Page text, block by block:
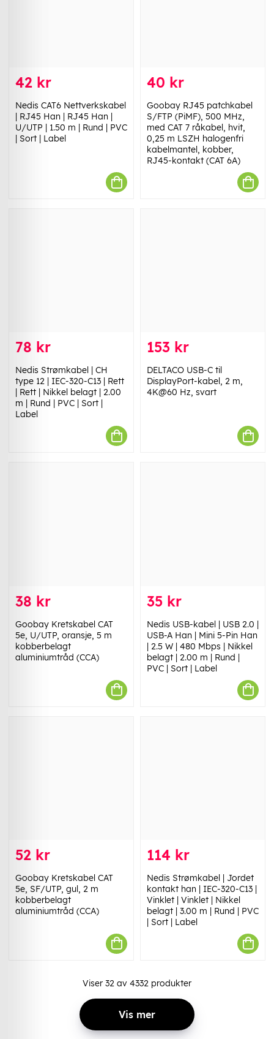
42 kr
Nedis CAT6 Nettverkskabel
| RJ45 Han | RJ45 Han |
U/UTP | 1.50 m | Rund | PVC
| Sort | Label
40 kr
Goobay RJ45 patchkabel
S/FTP (PiMF), 500 MHz,
med CAT 7 råkabel, hvit,
0,25 m LSZH halogenfri
kabelmantel, kobber,
RJ45-kontakt (CAT 6A)
78 kr
Nedis Strømkabel | CH
type 12 | IEC-320-C13 | Rett
| Rett | Nikkel belagt | 2.00
m | Rund | PVC | Sort |
Label
153 kr
DELTACO USB-C til
DisplayPort-kabel, 2 m,
4K@60 Hz, svart
38 kr
Goobay Kretskabel CAT
5e, U/UTP, oransje, 5 m
kobberbelagt
aluminiumtråd (CCA)
35 kr
Nedis USB-kabel | USB 2.0 |
USB-A Han | Mini 5-Pin Han
| 2.5 W | 480 Mbps | Nikkel
belagt | 2.00 m | Rund |
PVC | Sort | Label
52 kr
Goobay Kretskabel CAT
5e, SF/UTP, gul, 2 m
kobberbelagt
aluminiumtråd (CCA)
114 kr
Nedis Strømkabel | Jordet
kontakt han | IEC-320-C13 |
Vinklet | Vinklet | Nikkel
belagt | 3.00 m | Rund | PVC
| Sort | Label
Viser 32 av 4332 produkter
Vis mer